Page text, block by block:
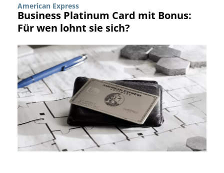
American Express
Business Platinum Card mit Bonus:
Für wen lohnt sie sich?